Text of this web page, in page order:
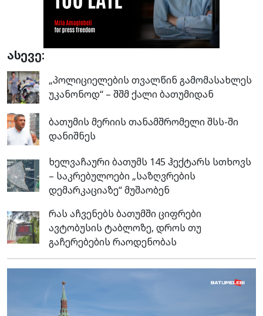
ასევე:
„პოლიციელების თვალწინ გამომასახლეს
უკანონოდ“ – შშმ ქალი ბათუმიდან
ბათუმის მერიის თანამშრომელი შსს-ში
დანიშნეს
ხელვაჩაური ბათუმს 145 ჰექტარს სთხოვს
– საკრებულოები „საზღვრების
დემარკაციაზე“ მუშაობენ
რას აჩვენებს ბათუმში ციფრები
ავტობუსის ტაბლოზე, დროს თუ
გაჩერებების რაოდენობას